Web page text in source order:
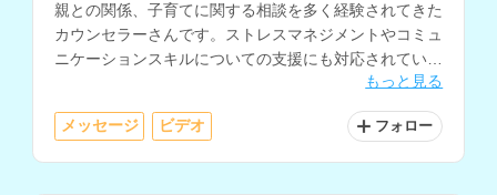
親との関係、子育てに関する相談を多く経験されてきた
カウンセラーさんです。ストレスマネジメントやコミュ
ニケーションスキルについての支援にも対応されていま
もっと見る
メッセージ ビデオ フォロー